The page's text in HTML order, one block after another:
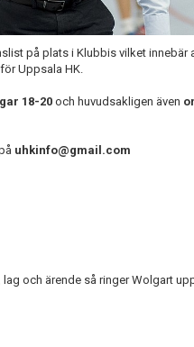
på plats i Klubbis vilket innebär
Uppsala HK.
18-20och huvudsakligen även
uhkinfo@gmail.com
och ärende så ringer Wolgart